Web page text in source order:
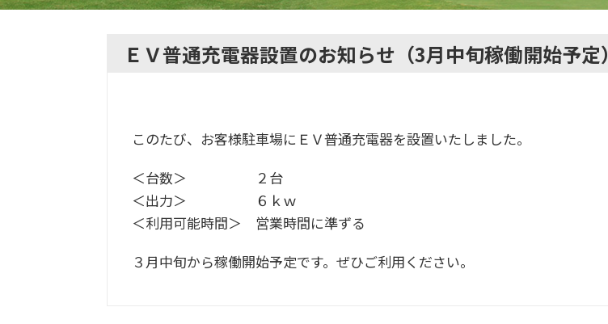
ＥＶ普通充電器設置のお知らせ（3月中旬稼働開始予定）
このたび、お客様駐車場にＥＶ普通充電器を設置いたしました。
＜台数＞ ２台
＜出力＞ ６ｋｗ
＜利用可能時間＞ 営業時間に準ずる
３月中旬から稼働開始予定です。ぜひご利用ください。